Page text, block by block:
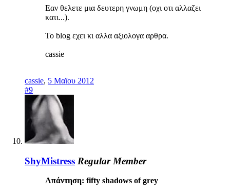
Εαν θελετε μια δευτερη γνωμη (οχι οτι αλλαζει
κατι...).
Το blog εχει κι αλλα αξιολογα αρθρα.
cassie
cassie, 5 Μαϊου 2012
#9
ShyMistress Regular Member
Απάντηση: fifty shadows of grey